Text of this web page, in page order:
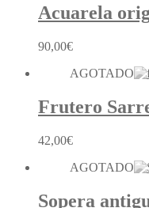
Acuarela
90,00€
AGOTADO
Frutero
42,00€
AGOTADO
Sopera